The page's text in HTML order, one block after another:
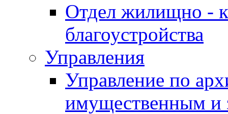
Отдел жилищно -
благоустройства
Управления
Управление по
имущественным и